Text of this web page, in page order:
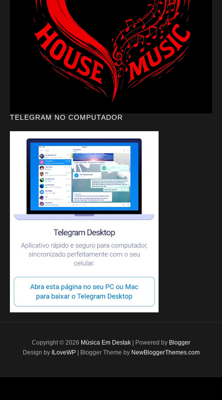
TELEGRAM NO COMPUTADOR
Copyright © 2026 Música Em Destak | Powered by Blogger
Design by ILoveWP| Blogger Theme by NewBloggerThemes.com